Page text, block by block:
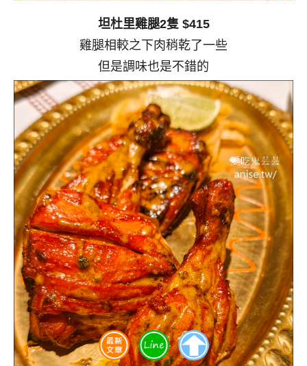
坦杜里雞腿2隻 $415
雞腿相較之下肉稍乾了一些
但是調味也是不錯的